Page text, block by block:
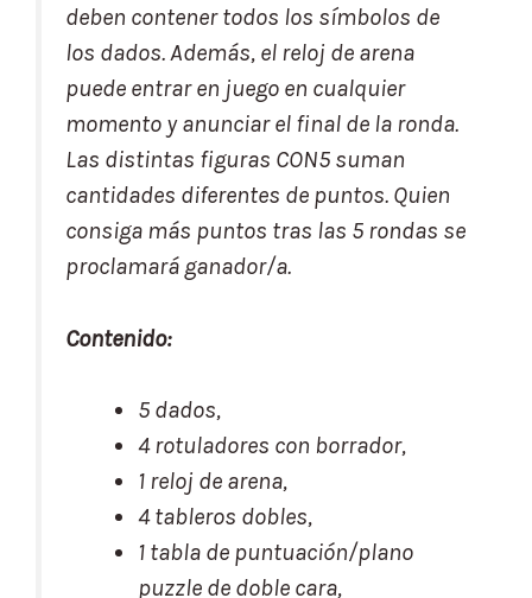
deben contener todos los símbolos de
los dados. Además, el reloj de arena
puede entrar en juego en cualquier
momento y anunciar el final de la ronda.
Las distintas figuras CON5 suman
cantidades diferentes de puntos. Quien
consiga más puntos tras las 5 rondas se
proclamará ganador/a.
Contenido:
5 dados,
4 rotuladores con borrador,
1 reloj de arena,
4 tableros dobles,
1 tabla de puntuación/plano
puzzle de doble cara,